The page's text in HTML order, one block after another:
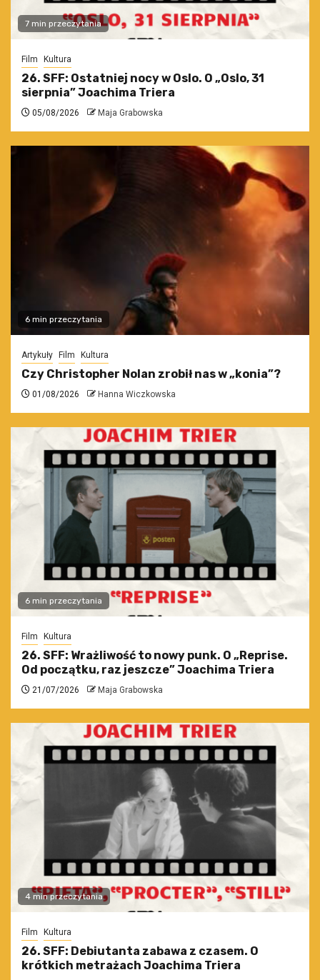
7 min przeczytania
Film Kultura
26. SFF: Ostatniej nocy w Oslo. O „Oslo, 31
sierpnia” Joachima Triera
05/08/2026 Maja Grabowska
6 min przeczytania
Artykuły Film Kultura
Czy Christopher Nolan zrobił nas w „konia”?
01/08/2026 Hanna Wiczkowska
6 min przeczytania
Film Kultura
26. SFF: Wrażliwość to nowy punk. O „Reprise.
Od początku, raz jeszcze” Joachima Triera
21/07/2026 Maja Grabowska
4 min przeczytania
Film Kultura
26. SFF: Debiutanta zabawa z czasem. O
krótkich metrażach Joachima Triera